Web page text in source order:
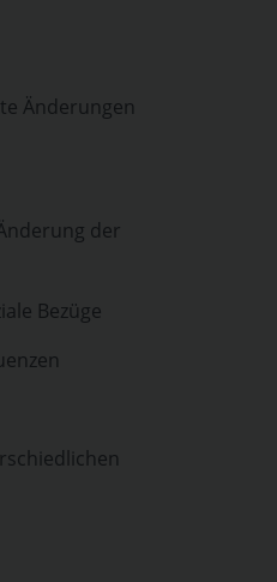
Änderungen
der
Bezüge